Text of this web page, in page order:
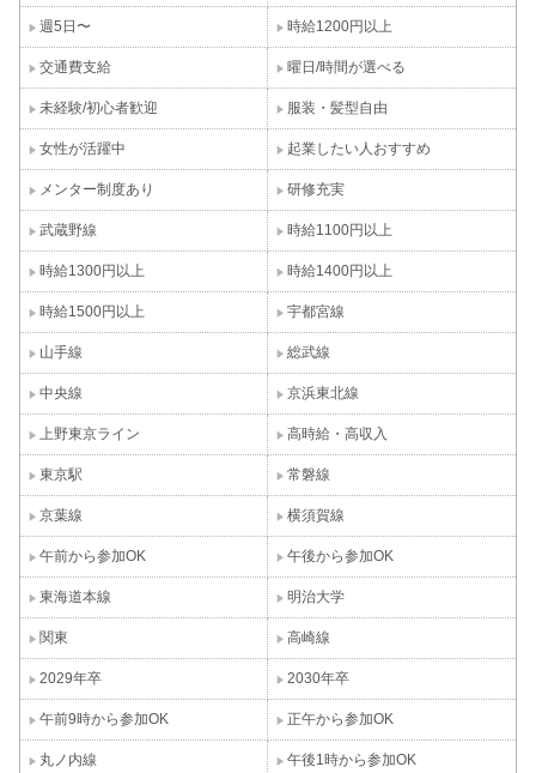
週5日〜 時給1200円以上
交通費支給 曜日/時間が選べる
未経験/初心者歓迎 服装・髪型自由
女性が活躍中 起業したい人おすすめ
メンター制度あり 研修充実
武蔵野線 時給1100円以上
時給1300円以上 時給1400円以上
時給1500円以上 宇都宮線
山手線 総武線
中央線 京浜東北線
上野東京ライン 高時給・高収入
東京駅 常磐線
京葉線 横須賀線
午前から参加OK 午後から参加OK
東海道本線 明治大学
関東 高崎線
2029年卒 2030年卒
午前9時から参加OK 正午から参加OK
丸ノ内線 午後1時から参加OK